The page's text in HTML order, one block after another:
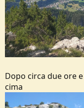
Dopo circa due ore
cima